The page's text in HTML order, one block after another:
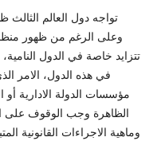
تواجه دول العالم
وعلى الرغم من ظهور
تتزايد خاصة في الدول
في هذه الدول، الامر
مؤسسات الدولة الادارية أو
الظاهرة وجب الوقوف على
وماهية الاجراءات القانونية